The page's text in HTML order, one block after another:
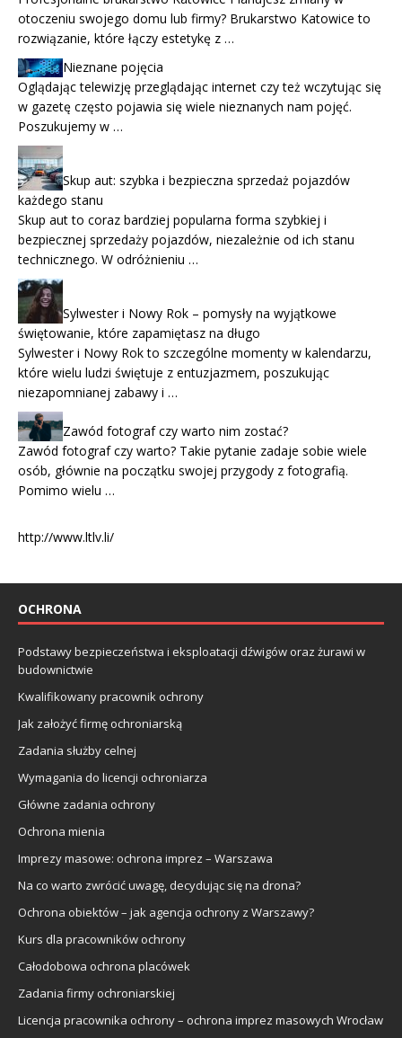
otoczeniu swojego domu lub firmy? Brukarstwo Katowice to
rozwiązanie, które łączy estetykę z …
Nieznane pojęcia
Oglądając telewizję przeglądając internet czy też wczytując się
w gazetę często pojawia się wiele nieznanych nam pojęć.
Poszukujemy w …
Skup aut: szybka i bezpieczna sprzedaż pojazdów
każdego stanu
Skup aut to coraz bardziej popularna forma szybkiej i
bezpiecznej sprzedaży pojazdów, niezależnie od ich stanu
technicznego. W odróżnieniu …
Sylwester i Nowy Rok – pomysły na wyjątkowe
świętowanie, które zapamiętasz na długo
Sylwester i Nowy Rok to szczególne momenty w kalendarzu,
które wielu ludzi świętuje z entuzjazmem, poszukując
niezapomnianej zabawy i …
Zawód fotograf czy warto nim zostać?
Zawód fotograf czy warto? Takie pytanie zadaje sobie wiele
osób, głównie na początku swojej przygody z fotografią.
Pomimo wielu …
http://www.ltlv.li/
OCHRONA
Podstawy bezpieczeństwa i eksploatacji dźwigów oraz żurawi w
budownictwie
Kwalifikowany pracownik ochrony
Jak założyć firmę ochroniarską
Zadania służby celnej
Wymagania do licencji ochroniarza
Główne zadania ochrony
Ochrona mienia
Imprezy masowe: ochrona imprez – Warszawa
Na co warto zwrócić uwagę, decydując się na drona?
Ochrona obiektów – jak agencja ochrony z Warszawy?
Kurs dla pracowników ochrony
Całodobowa ochrona placówek
Zadania firmy ochroniarskiej
Licencja pracownika ochrony – ochrona imprez masowych Wrocław